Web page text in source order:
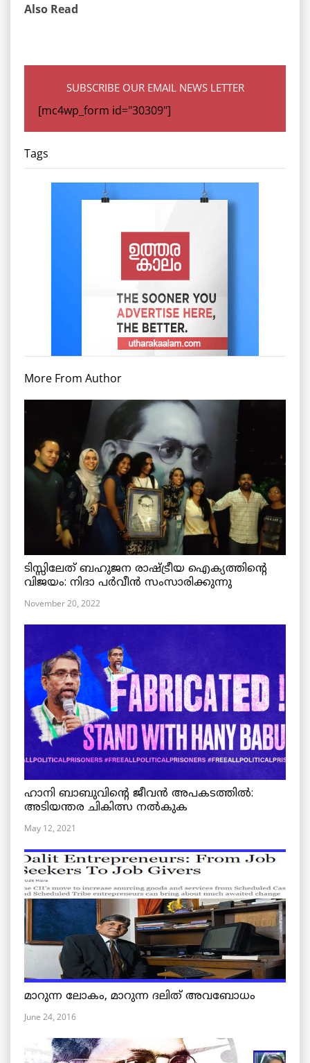
Also Read
SUBSCRIBE OUR EMAIL NEWS LETTER
[mc4wp_form id="30309"]
Tags
More From Author
ടിസ്സിലേത് ബഹുജന രാഷ്ട്രീയ ഐക്യത്തിന്റെ
വിജയം: നിദാ പർവീൻ സംസാരിക്കുന്നു
November 20, 2022
ഹാനി ബാബുവിന്റെ ജീവൻ അപകടത്തിൽ:
അടിയന്തര ചികിത്സ നൽകുക
May 12, 2021
മാറുന്ന ലോകം, മാറുന്ന ദലിത് അവബോധം
June 24, 2016